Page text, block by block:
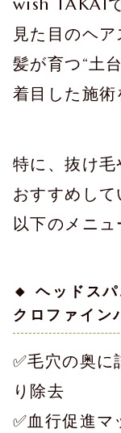
wish TAKAIで
見た目のヘア
髪が育つ“土
着目した施術
特に、抜け
おすすめして
以下のメニュ
🔸 ヘッドス
クロファイン
✅毛穴の奥
り除去
✅血行促進マ